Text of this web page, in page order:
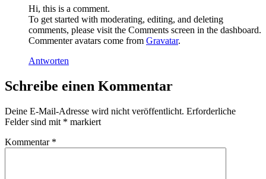
Hi, this is a comment.
To get started with moderating, editing, and deleting
comments, please visit the Comments screen in the dashboard.
Commenter avatars come from Gravatar.
Antworten
Schreibe einen Kommentar
Deine E-Mail-Adresse wird nicht veröffentlicht. Erforderliche
Felder sind mit * markiert
Kommentar *